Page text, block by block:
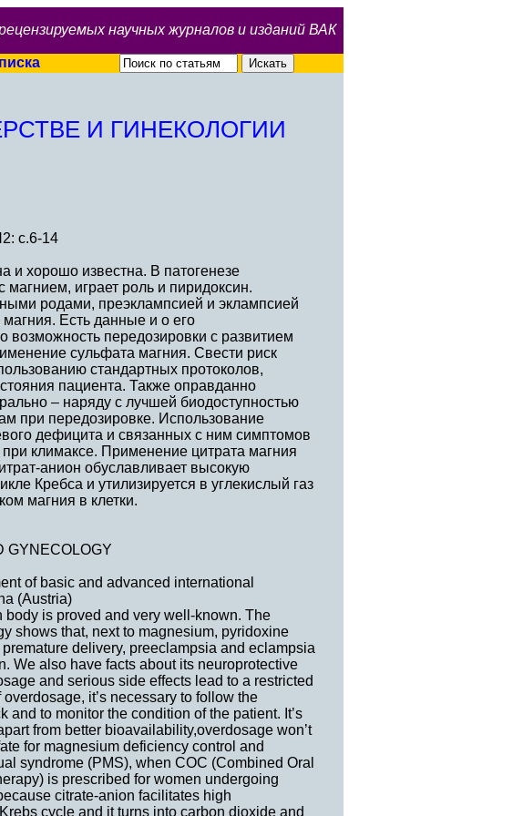
научных журналов и изданий ВАК
И ГИНЕКОЛОГИИ
c.6-14
и хорошо известна. В патогенезе
магнием, играет роль и пиридоксин.
родами, преэклампсией и эклампсией
Есть данные и о его
возможность передозировки с развитием
сульфата магния. Свести риск
стандартных протоколов,
пациента. Также оправданно
– наряду с лучшей биодоступностью
при передозировке. Использование
дефицита и связанных с ним симптомов
климаксе. Применение цитрата магния
анион обуславливает высокую
Кребса и утилизируется в углекислый газ
магния в клетки.
GYNECOLOGY
of basic and advanced international
(Austria)
is proved and very well-known. The
shows that, next to magnesium, pyridoxine
delivery, preeclampsia and eclampsia
We also have facts about its neuroprotective
and serious side effects lead to a restricted
it’s necessary to follow the
to monitor the condition of the patient. It’s
from better bioavailability,overdosage won’t
for magnesium deficiency control and
syndrome (PMS), when COC (Combined Oral
is prescribed for women undergoing
citrate-anion facilitates high
cycle and it turns into carbon dioxide and